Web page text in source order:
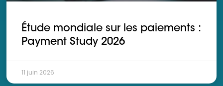
Étude mondiale sur les paiements :
Payment Study 2026
11 juin 2026